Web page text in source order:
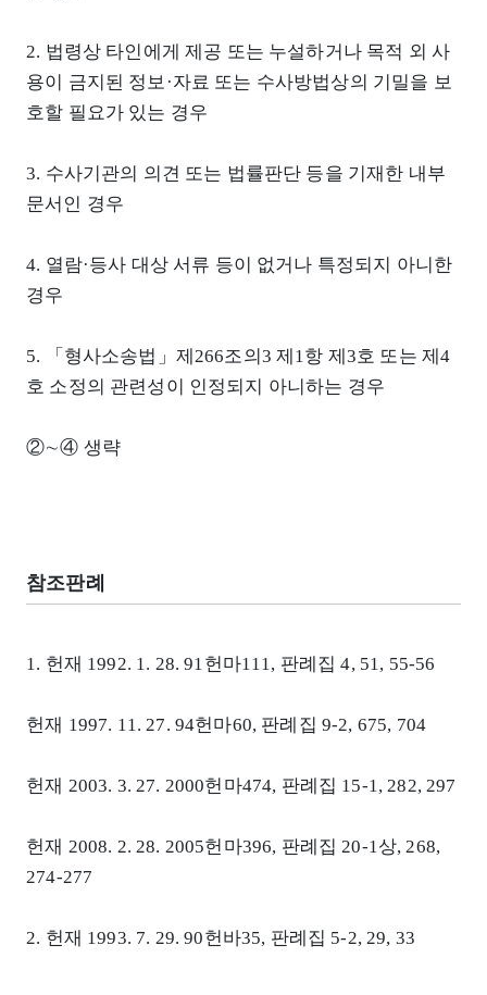
2. 법령상 타인에게 제공 또는 누설하거나 목적 외 사
용이 금지된 정보·자료 또는 수사방법상의 기밀을 보
호할 필요가 있는 경우
3. 수사기관의 의견 또는 법률판단 등을 기재한 내부
문서인 경우
4. 열람·등사 대상 서류 등이 없거나 특정되지 아니한
경우
5. 「형사소송법」제266조의3 제1항 제3호 또는 제4
호 소정의 관련성이 인정되지 아니하는 경우
②∼④ 생략
참조판례
1. 헌재 1992. 1. 28. 91헌마111, 판례집 4, 51, 55-56
헌재 1997. 11. 27. 94헌마60, 판례집 9-2, 675, 704
헌재 2003. 3. 27. 2000헌마474, 판례집 15-1, 282, 297
헌재 2008. 2. 28. 2005헌마396, 판례집 20-1상, 268,
274-277
2. 헌재 1993. 7. 29. 90헌바35, 판례집 5-2, 29, 33